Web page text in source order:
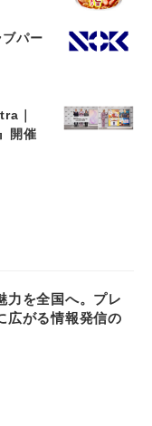
パー
｜
開催
力を全国へ。プレ
広がる情報発信の